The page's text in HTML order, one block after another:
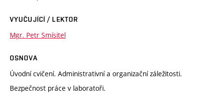
VYUČUJÍCÍ / LEKTOR
Mgr. Petr Smísitel
OSNOVA
Úvodní cvičení. Administrativní a organizační záležitosti.
Bezpečnost práce v laboratoři.